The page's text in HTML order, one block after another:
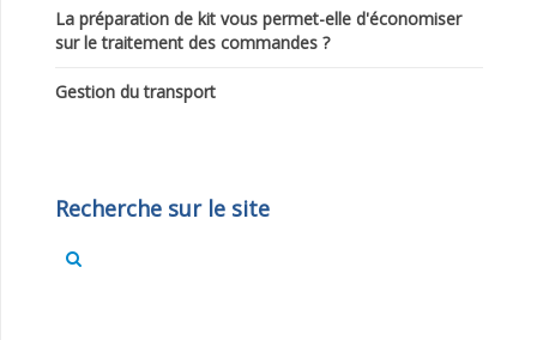
La préparation de kit vous permet-elle d'économiser
sur le traitement des commandes ?
Gestion du transport
Recherche sur le site